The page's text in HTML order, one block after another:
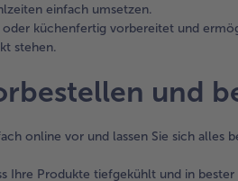
einfach umsetzen.
küchenfertig vorbereitet und
stehen.
und
online vor und lassen Sie sich
Ihre Produkte tiefgekühlt und in